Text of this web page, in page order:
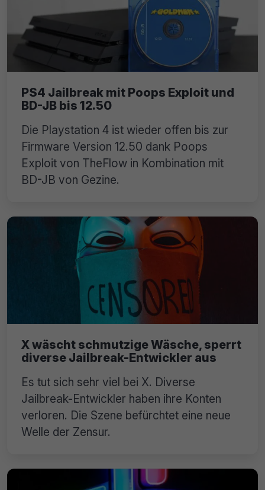
PS4 Jailbreak mit Poops Exploit und
BD-JB bis 12.50
Die Playstation 4 ist wieder offen bis zur
Firmware Version 12.50 dank Poops
Exploit von TheFlow in Kombination mit
BD-JB von Gezine.
X wäscht schmutzige Wäsche, sperrt
diverse Jailbreak-Entwickler aus
Es tut sich sehr viel bei X. Diverse
Jailbreak-Entwickler haben ihre Konten
verloren. Die Szene befürchtet eine neue
Welle der Zensur.